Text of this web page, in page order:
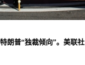
朗普“独裁倾向”。美联社